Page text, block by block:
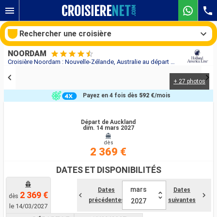
Croisière Noordam : Nouvelle-Zélande, Australie au départ de Auckland
NOORDAM
+ 27 photos
Départ de Auckland
dim. 14 mars 2027
dès
2 369 €
Payez en 4 fois dès 592 €/mois
DATES ET DISPONIBILITÉS
dès 2 369 €
le 14/03/2027
Dates
précédentes
mars
2027
Dates
suivantes
Rechercher une croisière
Compagnies
Rechercher